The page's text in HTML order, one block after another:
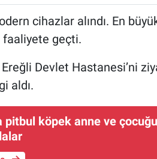
cihazlar alındı. En
faaliyete geçti.
Devlet Hastanesi’ni
aldı.
köpek anne ve